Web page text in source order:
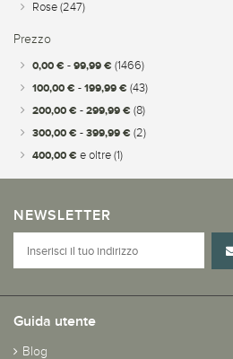
Rose (247)
Prezzo
0,00 € - 99,99 € (1466)
100,00 € - 199,99 € (43)
200,00 € - 299,99 € (8)
300,00 € - 399,99 € (2)
400,00 € e oltre (1)
NEWSLETTER
Guida utente
Blog